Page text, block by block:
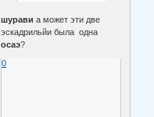
шурави а может эти две
эскадрильйи была одна
осаэ?
0